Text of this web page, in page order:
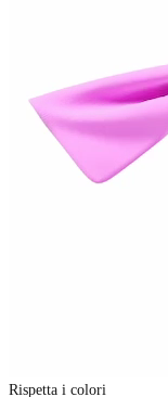
Rispetta i colori